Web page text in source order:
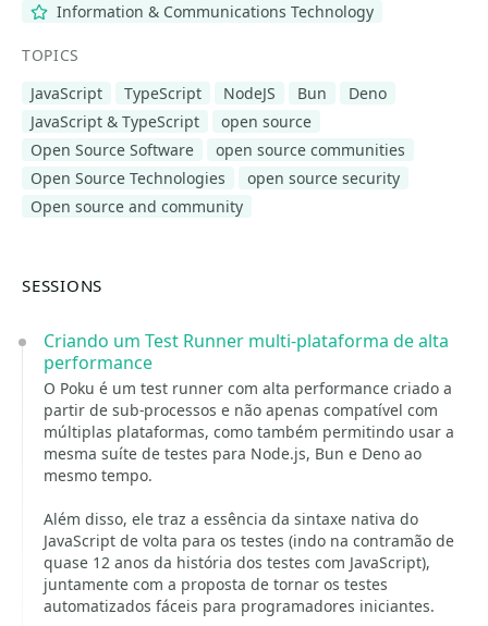
Information & Communications Technology
TOPICS
JavaScript
TypeScript NodeJS Bun
Deno
JavaScript & TypeScript
open source
Open Source Software
open source communities
Open Source Technologies
open source security
Open source and community
SESSIONS
Criando um Test Runner multi-plataforma de alta
performance
O Poku é um test runner com alta performance criado a
partir de sub-processos e não apenas compatível com
múltiplas plataformas, como também permitindo usar a
mesma suíte de testes para Node.js, Bun e Deno ao
mesmo tempo.
Além disso, ele traz a essência da sintaxe nativa do
JavaScript de volta para os testes (indo na contramão de
quase 12 anos da história dos testes com JavaScript),
juntamente com a proposta de tornar os testes
automatizados fáceis para programadores iniciantes.